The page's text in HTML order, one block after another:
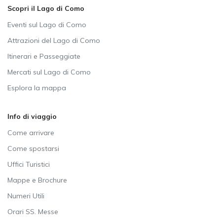
Scopri il Lago di Como
Eventi sul Lago di Como
Attrazioni del Lago di Como
Itinerari e Passeggiate
Mercati sul Lago di Como
Esplora la mappa
Info di viaggio
Come arrivare
Come spostarsi
Uffici Turistici
Mappe e Brochure
Numeri Utili
Orari SS. Messe